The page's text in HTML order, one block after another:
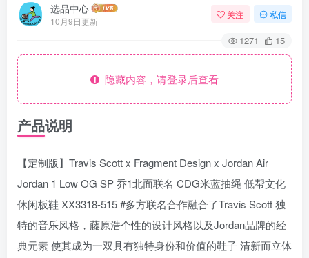
选品中心
10月9日更新
关注 私信
1271 15
隐藏内容，请登录后查看
产品说明
【定制版】Travis Scott x Fragment Design x Jordan Air
Jordan 1 Low OG SP 乔1北面联名 CDG米蓝抽绳 低帮文化
休闲板鞋 XX3318-515 #多方联名合作融合了Travis Scott 独
特的音乐风格，藤原浩个性的设计风格以及Jordan品牌的经
典元素 使其成为一双具有独特身份和价值的鞋子 清新而立体